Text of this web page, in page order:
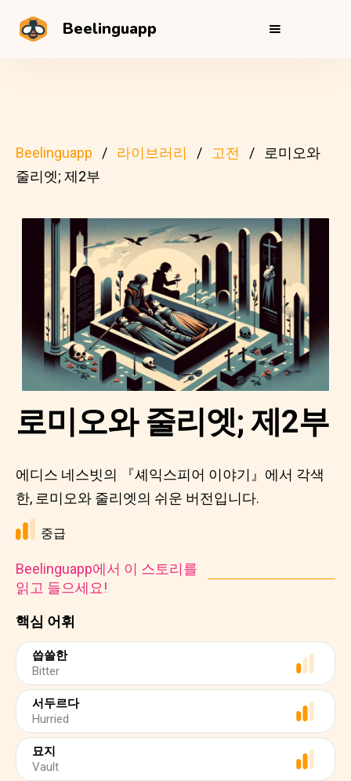
Beelinguapp
Beelinguapp 라이브러리 고전
로미오와
줄리엣; 제2부
핵심 어휘
씁쓸한
Bitter
서두르다
Hurried
묘지
Vault
로미오와 줄리엣; 제2부
에디스 네스빗의 『셰익스피어 이야기』에서 각색
한, 로미오와 줄리엣의 쉬운 버전입니다.
중급
Beelinguapp에서 이 스토리를
읽고 들으세요!